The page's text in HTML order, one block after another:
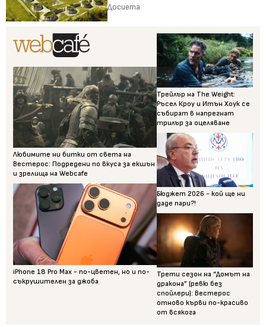
Досиета
Любимите ни битки от света на
Вестерос: Подредени по вкуса за екшън
и зрелища на Webcafe
iPhone 18 Pro Max - по-цветен, но и по-
съкрушителен за джоба
Трейлър на The Weight:
Ръсел Кроу и Итън Хоук се
събират в напрегнат
трилър за оцеляване
Бюджет 2026 - кой ще ни
даде пари?!
Трети сезон на “Домът на
дракона” (ревю без
спойлери): Вестерос
отново кърви по-красиво
от всякога